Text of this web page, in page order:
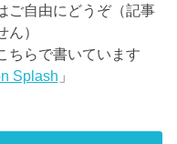
ご自由にどうぞ（記事
）
ちらで書いています
Splash 」